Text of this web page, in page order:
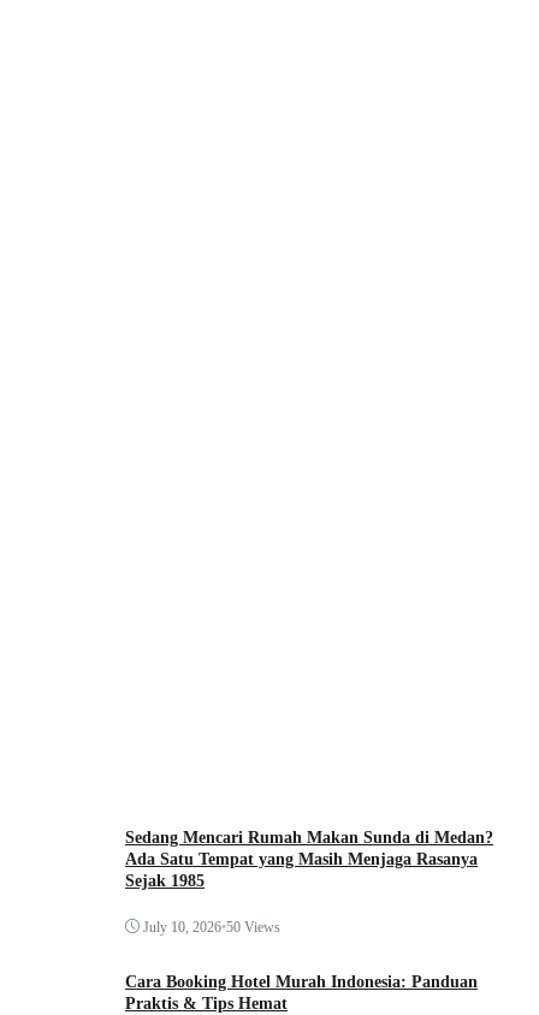
Sedang Mencari Rumah Makan Sunda di Medan?
Ada Satu Tempat yang Masih Menjaga Rasanya
Sejak 1985
July 10, 2026•50 Views
Cara Booking Hotel Murah Indonesia: Panduan
Praktis & Tips Hemat